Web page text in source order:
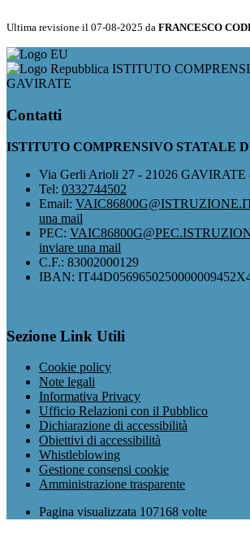
Ultima revisione il 07-08-2025 da FRANCESCO
ISTITUTO
GAVIRATE
Contatti
ISTITUTO COMPRENSIVO STATALE
Via Gerli Arioli 27 - 21026 GAVIRATE
Tel: 0332744502
Email:
una mail
PEC:
inviare una mail
C.F.: 83002000129
IBAN:
Sezione Link Utili
Cookie policy
Note legali
Informativa Privacy
Ufficio Relazioni con il Pubblico
Dichiarazione di accessibilità
Obiettivi di accessibilità
Whistleblowing
Gestione consensi cookie
Amministrazione trasparente
Pagina visualizzata 107168 volte